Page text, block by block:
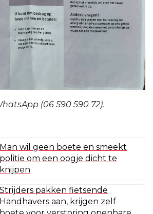
(06 590 590 72).
Man wil geen boete en smeekt
politie om een oogje dicht te
knijpen
Strijders pakken fietsende
Handhavers aan, krijgen zelf